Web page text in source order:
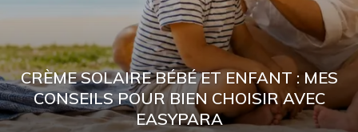
CRÈME SOLAIRE BÉBÉ ET ENFANT : MES
CONSEILS POUR BIEN CHOISIR AVEC
EASYPARA